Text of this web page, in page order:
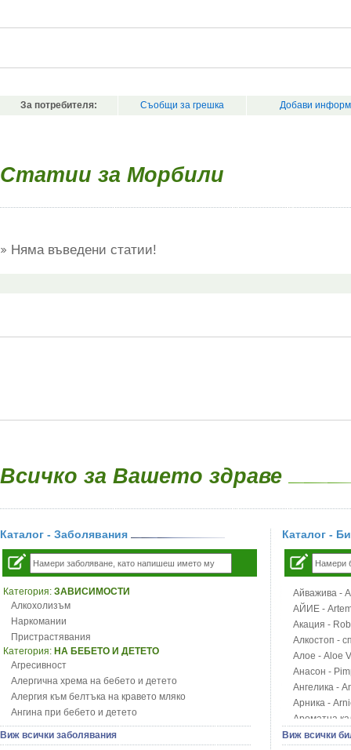
За потребителя: Съобщи за грешка Добави
Статии за Морбили
Няма въведени статии!
Всичко за Вашето здраве
Каталог - Заболявания
Категория: ЗАВИСИМОСТИ
Алкохолизъм
Наркомании
Пристрастявания
Категория: НА БЕБЕТО И ДЕТЕТО
Агресивност
Алергична хрема на бебето и детето
Алергия към белтъка на кравето мляко
Ангина при бебето и детето
Анемия при бебето и детето
Апетит - пълни деца
Виж всички заболявания
Каталог -
Айважива -
АЙИЕ -
Акация -
Алкостоп -
Алое - Aloe
Анасон -
Ангелика -
Арника -
Ароматна
Арония -
Виж всички